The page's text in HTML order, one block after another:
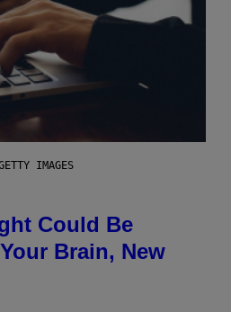
IMAGES
Could Be
Brain, New